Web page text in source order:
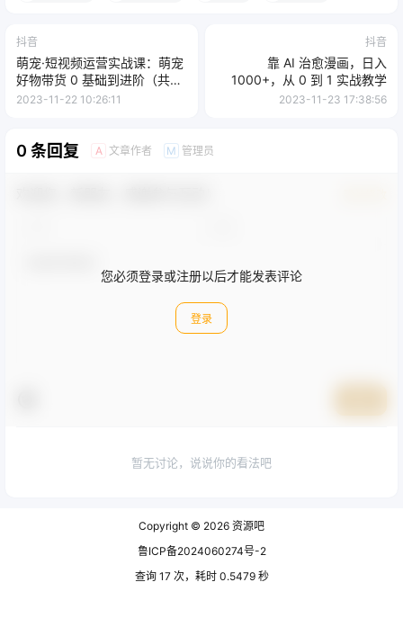
抖音
萌宠·短视频运营实战课：萌宠
好物带货 0 基础到进阶（共
38 节课）
2023-11-22 10:26:11
抖音
靠 AI 治愈漫画，日入
1000+，从 0 到 1 实战教学
2023-11-23 17:38:56
0 条回复 A 文章作者 M 管理员
您必须登录或注册以后才能发表评论
登录
暂无讨论，说说你的看法吧
Copyright © 2026 资源吧
鲁ICP备2024060274号-2
查询 17 次，耗时 0.5479 秒